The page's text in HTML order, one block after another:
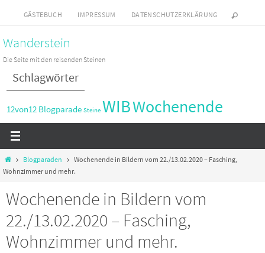
springen
GÄSTEBUCH IMPRESSUM DATENSCHUTZERKLÄRUNG
Wanderstein
Die Seite mit den reisenden Steinen
Schlagwörter
12von12 Blogparade Steine WIBWochenende
StartBlogparaden
Wochenende in Bildern vom 22./13.02.2020 – Fasching,
Wohnzimmer und mehr.
Wochenende in Bildern vom
22./13.02.2020 – Fasching,
Wohnzimmer und mehr.